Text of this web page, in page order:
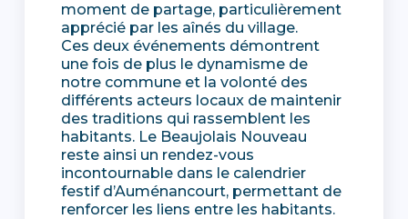
moment de partage, particulièrement
apprécié par les aînés du village.
Ces deux événements démontrent
une fois de plus le dynamisme de
notre commune et la volonté des
différents acteurs locaux de maintenir
des traditions qui rassemblent les
habitants. Le Beaujolais Nouveau
reste ainsi un rendez-vous
incontournable dans le calendrier
festif d’Auménancourt, permettant de
renforcer les liens entre les habitants.